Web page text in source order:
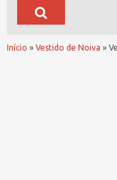
Início » Vestido de Noiva »